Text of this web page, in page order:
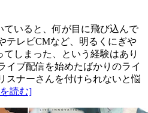
ていると、何が目に飛び込んで
テレビCMなど、明るくにぎや
しまった、という経験はあり
イブ配信を始めたばかりのライ
スナーさんを付けられないと悩
読む]